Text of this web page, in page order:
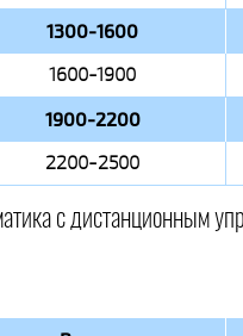
1300-1600
1600-1900
1900-2200
2200-2500
с дистанционным